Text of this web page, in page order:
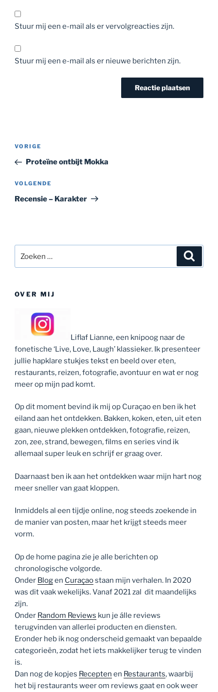
Stuur mij een e-mail als er vervolgreacties zijn.
Stuur mij een e-mail als er nieuwe berichten zijn.
Bericht
Vorig
bericht
VORIGE
Proteïne ontbijt Mokka
Volgend
bericht
VOLGENDE
Recensie – Karakter
naar:
OVER MIJ
Liflaf Lianne, een knipoog naar de
fonetische ‘Live, Love, Laugh’ klassieker. Ik presenteer
jullie hapklare stukjes tekst en beeld over eten,
restaurants, reizen, fotografie, avontuur en wat er nog
meer op mijn pad komt.
Op dit moment bevind ik mij op Curaçao en ben ik het
eiland aan het ontdekken. Bakken, koken, eten, uit eten
gaan, nieuwe plekken ontdekken, fotografie, reizen,
zon, zee, strand, bewegen, films en series vind ik
allemaal super leuk en schrijf er graag over.
Daarnaast ben ik aan het ontdekken waar mijn hart nog
meer sneller van gaat kloppen.
Inmiddels al een tijdje online, nog steeds zoekende in
de manier van posten, maar het krijgt steeds meer
vorm.
Op de home pagina zie je alle berichten op
chronologische volgorde.
Onder Blogen Curaçaostaan mijn verhalen. In 2020
was dit vaak wekelijks. Vanaf 2021 zal dit maandelijks
zijn.
Onder Random Reviews kun je álle reviews
terugvinden van allerlei producten en diensten.
Eronder heb ik nog onderscheid gemaakt van bepaalde
categorieën, zodat het iets makkelijker terug te vinden
is.
Dan nog de kopjes Recepten en Restaurants, waarbij
het bij restaurants weer om reviews gaat en ook weer